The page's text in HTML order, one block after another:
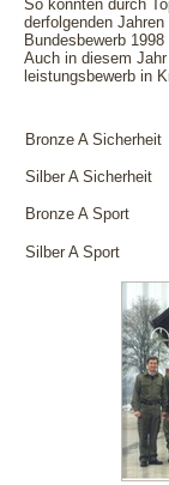
So konnten durch
derfolgenden
Bundesbewerb
Auch in diesem
leistungsbewerb in
Bronze A Sicherheit
Silber A Sicherheit
Bronze A Sport
Silber A Sport